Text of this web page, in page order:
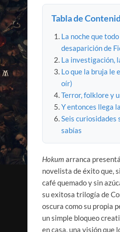
Tabla de
La noche que
desaparición de
La investigación,
Lo que la bruja le
oír)
Terror, folklore y
Y entonces llega
Seis curiosidades
sabías
Hokum arranca
novelista de éxito que,
café quemado y sin
su exitosa trilogía de
oscura como su propia
un simple bloqueo
en casa, una visión que